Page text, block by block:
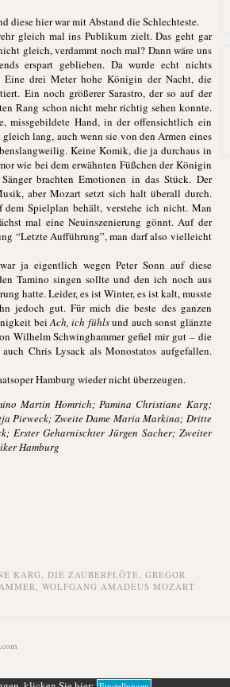
diese hier war mit Abstand die Schlechteste.
gleich mal ins Publikum zielt. Das geht gar
gleich, verdammt noch mal? Dann wäre uns
erspart geblieben. Da wurde echt nichts
Eine drei Meter hohe Königin der Nacht, die
Ein noch größerer Sarastro, der so auf der
Rang schon nicht mehr richtig sehen konnte.
missgebildete Hand, in der offensichtlich ein
lang, auch wenn sie von den Armen eines
Keine Komik, die ja durchaus in
wie bei dem erwähnten Füßchen der Königin
brachten Emotionen in das Stück. Der
aber Mozart setzt sich halt überall durch.
dem Spielplan behält, verstehe ich nicht. Man
mal eine Neuinszenierung gönnt. Auf der
“Letzte Aufführung”, man darf also vielleicht
ja eigentlich wegen Peter Sonn auf diese
Tamino singen sollte und den ich noch aus
hatte. Leider, es ist Winter, es ist kalt, musste
jedoch gut. Für mich die beste des ganzen
beiAch, ich fühlsund auch sonst glänzte
Wilhelm Schwinghammer gefiel mir gut – die
Chris Lysack als Monostatos aufgefallen.
Hamburg wieder nicht überzeugen.
Martin Homrich; Pamina Christiane Karg;
Pieweck; Zweite Dame Maria Markina; Dritte
Erster Geharnischter Jürgen Sacher; Zweiter
Hamburg
KARG, DIE ZAUBERFLÖTE, GREGOR
, WOLFGANG AMADEUS MOZART